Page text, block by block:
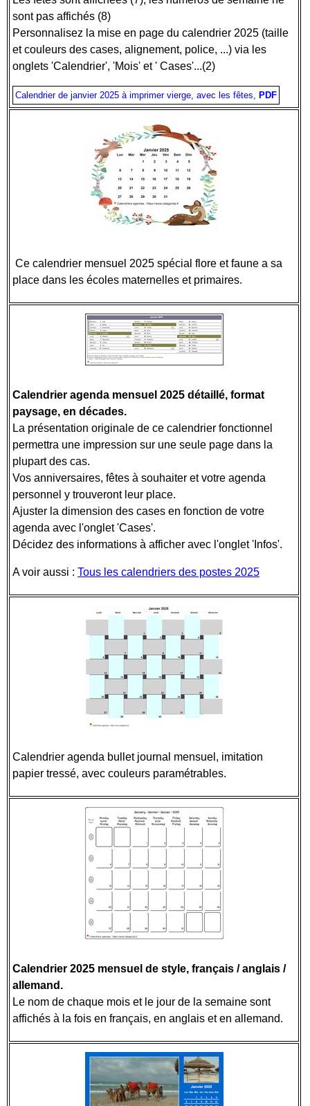
sont pas affichés (8)
Personnalisez la mise en page du calendrier 2025 (taille
et couleurs des cases, alignement, police, ...) via les
onglets 'Calendrier', 'Mois' et ' Cases'...(2)
Calendrier de janvier 2025 à imprimer vierge, avec les fêtes, PDF
Ce calendrier mensuel 2025 spécial flore et faune a sa
place dans les écoles maternelles et primaires.
Calendrier agenda mensuel 2025 détaillé, format
paysage, en décades.
La présentation originale de ce calendrier fonctionnel
permettra une impression sur une seule page dans la
plupart des cas.
Vos anniversaires, fêtes à souhaiter et votre agenda
personnel y trouveront leur place.
Ajuster la dimension des cases en fonction de votre
agenda avec l'onglet 'Cases'.
Décidez des informations à afficher avec l'onglet 'Infos'.
A voir aussi : Tous les calendriers des postes 2025
Calendrier agenda bullet journal mensuel, imitation
papier tressé, avec couleurs paramétrables.
Calendrier 2025 mensuel de style, français / anglais /
allemand.
Le nom de chaque mois et le jour de la semaine sont
affichés à la fois en français, en anglais et en allemand.